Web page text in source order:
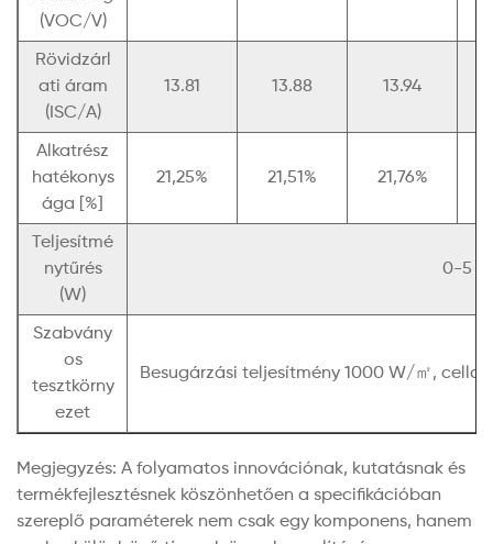
(VOC/V)
Rövidzárl
ati áram
(ISC/A)
13.81 13.88 13.94
Alkatrész
hatékonys
ága [%]
21,25% 21,51% 21,76%
Teljesítmé
nytűrés
(W)
0-5
Szabvány
os
tesztkörny
ezet
Besugárzási teljesítmény 1000 W/㎡, cella
Megjegyzés: A folyamatos innovációnak, kutatásnak és
termékfejlesztésnek köszönhetően a specifikációban
szereplő paraméterek nem csak egy komponens, hanem